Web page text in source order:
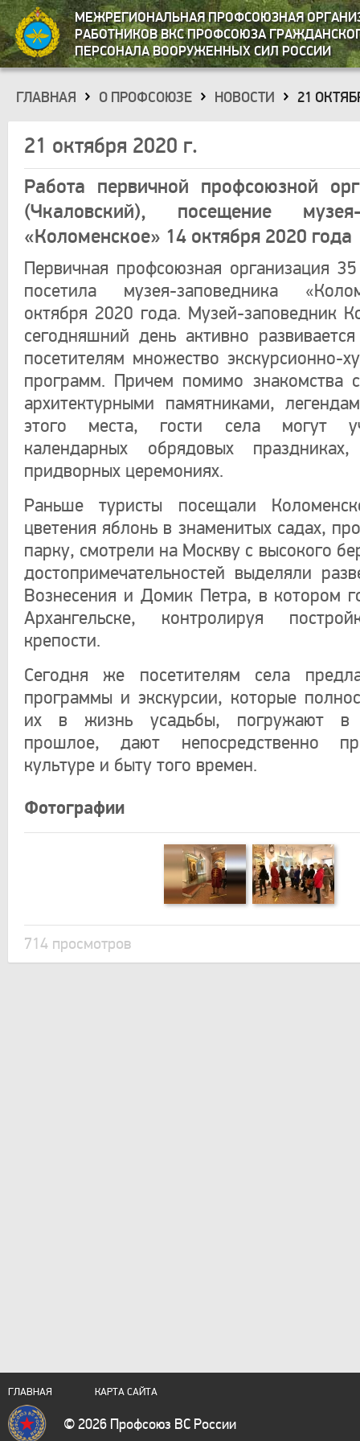
МЕЖРЕГИОНАЛЬНАЯ ПРОФСОЮЗНАЯ
РАБОТНИКОВ ВКС ПРОФСОЮЗА
ПЕРСОНАЛА ВООРУЖЕННЫХ СИЛ РОССИИ
ГЛАВНАЯ О ПРОФСОЮЗЕ НОВОСТИ »21
21 октября 2020 г.
Работа первичной профсоюзной
(Чкаловский), посещение музея-
«Коломенское» 14 октября 2020 года
Первичная профсоюзная организация
посетила музея-заповедника
октября 2020 года. Музей-заповедник
сегодняшний день активно
посетителям множество экскурсионно-
программ. Причем помимо знакомства
архитектурными памятниками,
этого места, гости села могут
календарных обрядовых
придворных церемониях.
Раньше туристы посещали
цветения яблонь в знаменитых садах,
парку, смотрели на Москву с высокого
достопримечательностей выделяли
Вознесения и Домик Петра, в котором
Архангельске, контролируя
крепости.
Сегодня же посетителям села
программы и экскурсии, которые
их в жизнь усадьбы, погружают в
прошлое, дают непосредственно
культуре и быту того времен.
Фотографии
714 просмотров
ГЛАВНАЯ КАРТА САЙТА
© 2026 Профсоюз ВС России